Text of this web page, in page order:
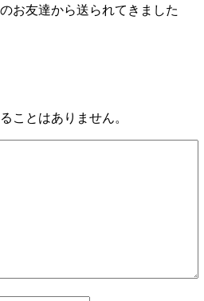
お友達から送られてきました
ことはありません。